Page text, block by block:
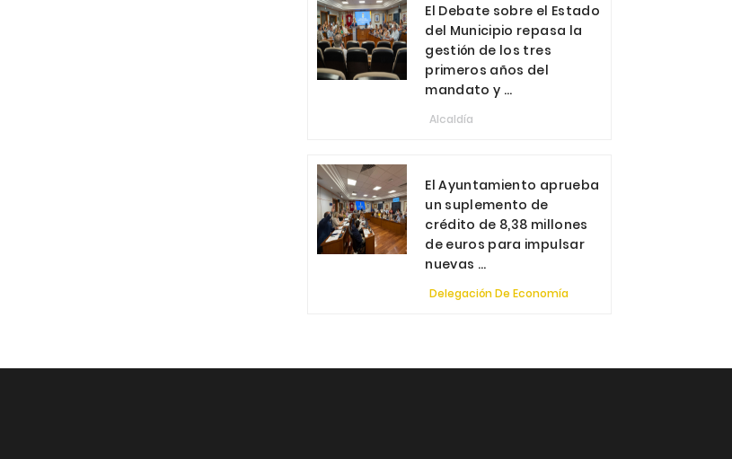
El Debate sobre el Estado
del Municipio repasa la
gestión de los tres
primeros años del
mandato y ...
Alcaldía
El Ayuntamiento aprueba
un suplemento de
crédito de 8,38 millones
de euros para impulsar
nuevas ...
Delegación De Economía